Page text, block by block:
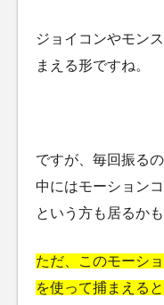
ジョイコンやモン
まえる形ですね。
ですが、毎回振る
中にはモーション
という方も居るか
ただ、このモーシ
を使って捕まえる